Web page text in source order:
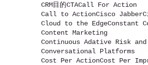
CRM目的CTACall For Action
Call to ActionCisco Jabber
Cloud to the EdgeConstant
Content Marketing
Continuous Adative Risk
Conversational Platforms
Cost Per ActionCost Per